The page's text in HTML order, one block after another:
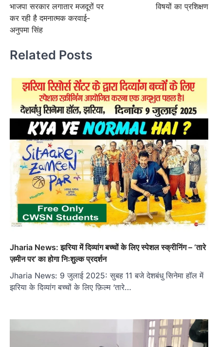
भाजपा सरकार लगातार मजदूरों पर
कर रही है दमनात्मक करवाई-
अनुपमा सिंह
विषयों का प्रशिक्षण
Related Posts
Jharia News: झरिया में दिव्यांग बच्चों के लिए स्पेशल स्क्रीनिंग – ‘तारे
ज़मीन पर’ का होगा निःशुल्क प्रदर्शन
Jharia News: 9 जुलाई 2025: सुबह 11 बजे देशबंधु सिनेमा हॉल में
झरिया के दिव्यांग बच्चों के लिए फ़िल्म ‘तारे…